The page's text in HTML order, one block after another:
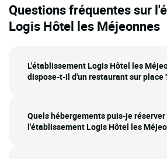
Questions fréquentes sur
Logis Hôtel les Méjeonnes
L'établissement Logis Hôtel les
dispose-t-il d'un restaurant sur place
Quels hébergements puis-je réserver
l'établissement Logis Hôtel les